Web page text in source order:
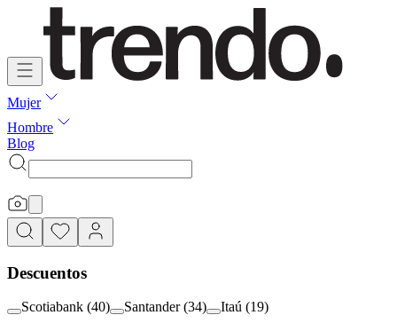
Mujer
Hombre
Blog
Descuentos
Scotiabank (40) Santander (34) Itaú (19)